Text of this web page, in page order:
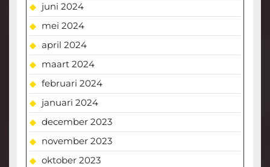
juni 2024
mei 2024
april 2024
maart 2024
februari 2024
januari 2024
december 2023
november 2023
oktober 2023